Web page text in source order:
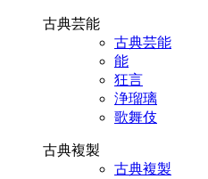
古典芸能
古典芸能
能
狂言
浄瑠璃
歌舞伎
古典複製
古典複製